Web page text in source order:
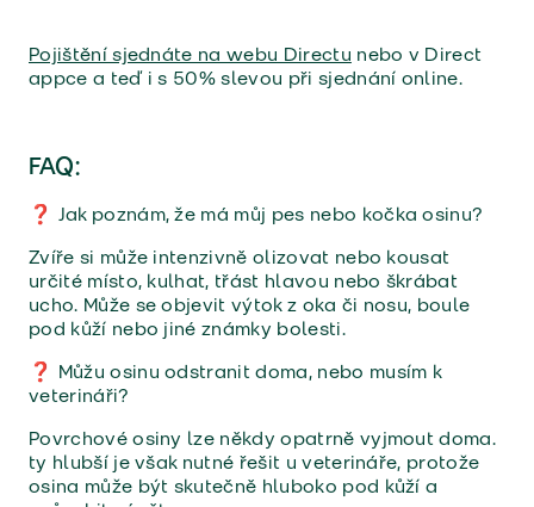
Pojištění sjednáte na webu Directu nebo v Direct
appce a teď i s 50% slevou při sjednání online.
FAQ:
❓ Jak poznám, že má můj pes nebo kočka osinu?
Zvíře si může intenzivně olizovat nebo kousat
určité místo, kulhat, třást hlavou nebo škrábat
ucho. Může se objevit výtok z oka či nosu, boule
pod kůží nebo jiné známky bolesti.
❓ Můžu osinu odstranit doma, nebo musím k
veterináři?
Povrchové osiny lze někdy opatrně vyjmout doma.
ty hlubší je však nutné řešit u veterináře, protože
osina může být skutečně hluboko pod kůží a